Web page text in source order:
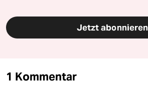
Jetzt abonnieren
1 Kommentar